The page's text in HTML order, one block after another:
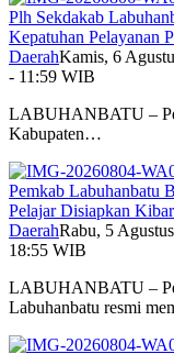
Plh Sekdakab
Kepatuhan Pelayanan
DaerahKamis, 6
- 11:59 WIB
LABUHANBATU –
Kabupaten…
Pemkab Labuhanbatu
Pelajar Disiapkan
DaerahRabu, 5
18:55 WIB
LABUHANBATU –
Labuhanbatu resmi